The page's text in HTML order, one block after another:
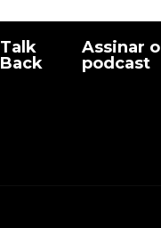
Talk
Back
Assinar o
podcast